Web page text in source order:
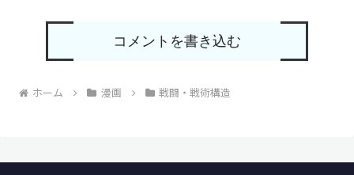
コメントを書き込む
ホーム 漫画 戦闘・戦術構造